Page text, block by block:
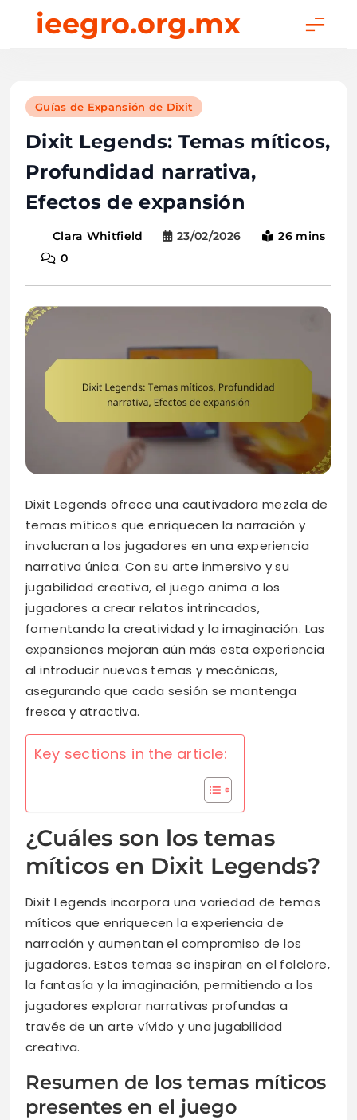
ieegro.org.mx
Guías de Expansión de Dixit
Dixit Legends: Temas míticos,
Profundidad narrativa,
Efectos de expansión
Clara Whitfield 23/02/2026
26 mins
0
Dixit Legends ofrece una cautivadora mezcla de
temas míticos que enriquecen la narración y
involucran a los jugadores en una experiencia
narrativa única. Con su arte inmersivo y su
jugabilidad creativa, el juego anima a los
jugadores a crear relatos intrincados,
fomentando la creatividad y la imaginación. Las
expansiones mejoran aún más esta experiencia
al introducir nuevos temas y mecánicas,
asegurando que cada sesión se mantenga
fresca y atractiva.
Key sections in the article:
¿Cuáles son los temas
míticos en Dixit Legends?
Dixit Legends incorpora una variedad de temas
míticos que enriquecen la experiencia de
narración y aumentan el compromiso de los
jugadores. Estos temas se inspiran en el folclore,
la fantasía y la imaginación, permitiendo a los
jugadores explorar narrativas profundas a
través de un arte vívido y una jugabilidad
creativa.
Resumen de los temas míticos
presentes en el juego